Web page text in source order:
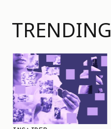
TRENDING